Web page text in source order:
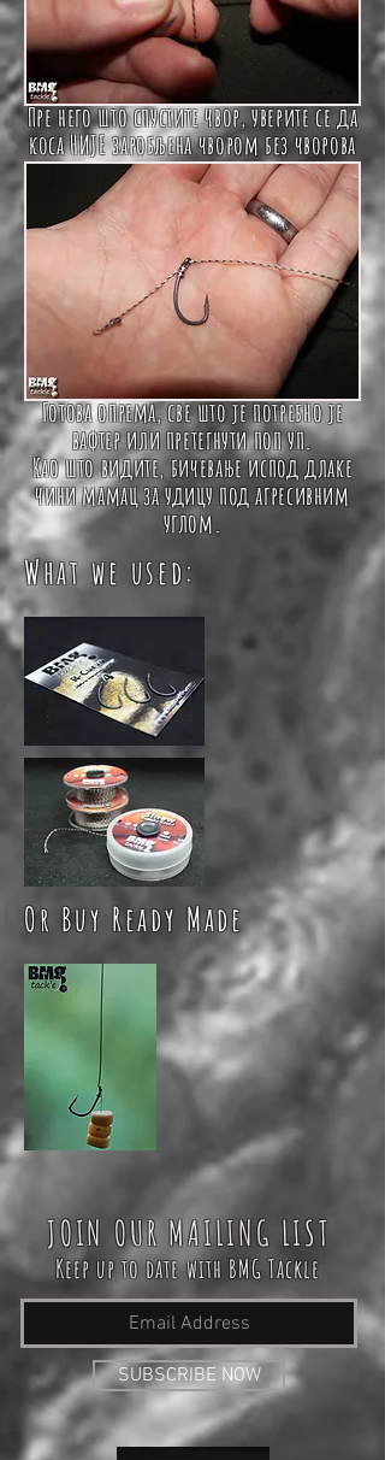
Пре него што спустите чвор, уверите се да
коса НИЈЕ заробљена чвором без чворова
Готова опрема, све што је потребно је
вафтер или претегнути поп уп.
Као што видите, бичевање испод длаке
чини мамац за удицу под агресивним
углом.
What we used:
Or Buy Ready Made
JOIN OUR MAILING LIST
Keep up to date with BMG Tackle
SUBSCRIBE NOW